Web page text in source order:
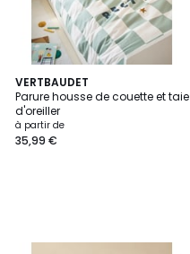
VERTBAUDET
Parure housse de couette et taie
d'oreiller
à partir de
35,99 €